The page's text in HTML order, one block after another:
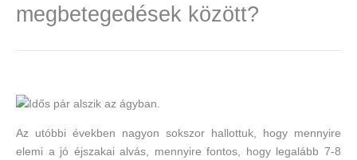
megbetegedések között?
Az utóbbi években nagyon sokszor hallottuk, hogy mennyire
elemi a jó éjszakai alvás, mennyire fontos, hogy legalább 7-8